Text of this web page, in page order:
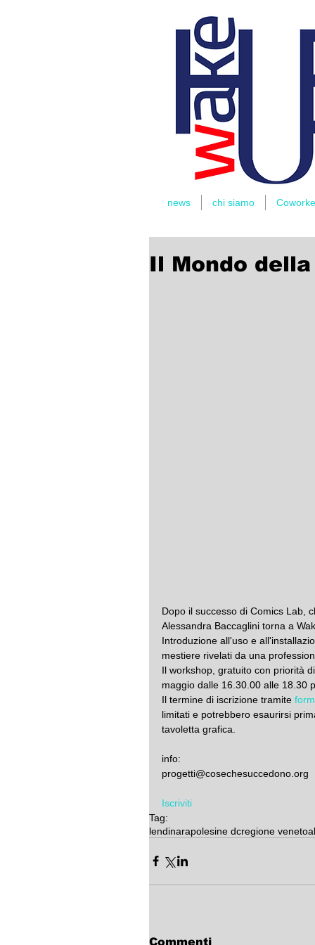
RIDER
news chi siamo
Il Mondo
Dopo il successo di Comics Lab,
Alessandra Baccaglini torna a
Introduzione all'uso e
mestiere rivelati da una
Il workshop, gratuito con priorità
maggio dalle 16.30.00 alle 18.30
Il termine di iscrizione tramite
limitati e potrebbero esaurirsi
tavoletta grafica.
info:
progetti@cosechesuccedono.org
Iscriviti
Tag:
lendinarapolesine dcregione veneto
Commenti